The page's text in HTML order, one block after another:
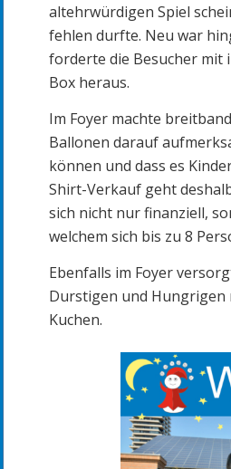
altehrwürdigen Spiel
fehlen durfte. Neu war
forderte die Besucher mit
Box heraus.
Im Foyer machte
Ballonen darauf
können und dass es
Shirt-Verkauf geht
sich nicht nur finanziell,
welchem sich bis zu 8
Ebenfalls im Foyer
Durstigen und Hungrigen
Kuchen.